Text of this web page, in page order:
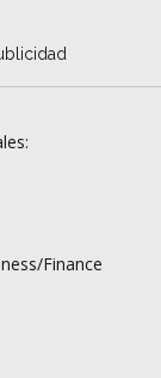
Finance